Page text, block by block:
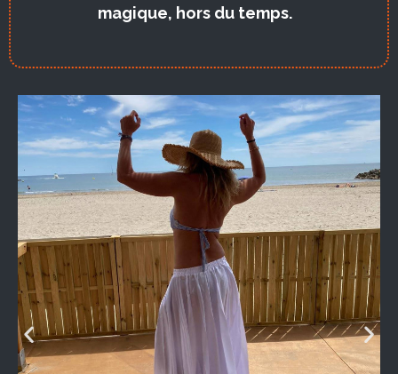
magique, hors du temps.